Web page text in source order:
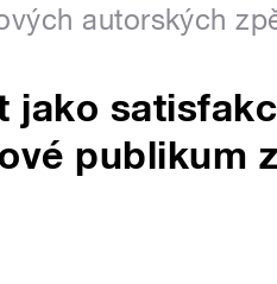
autorských
jako
publikum